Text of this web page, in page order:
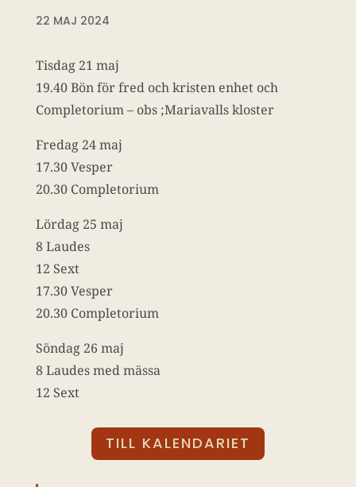
22 MAJ 2024
Tisdag 21 maj
19.40 Bön för fred och kristen enhet och
Completorium – obs ;Mariavalls kloster
Fredag 24 maj
17.30 Vesper
20.30 Completorium
Lördag 25 maj
8 Laudes
12 Sext
17.30 Vesper
20.30 Completorium
Söndag 26 maj
8 Laudes med mässa
12 Sext
TILL KALENDARIET